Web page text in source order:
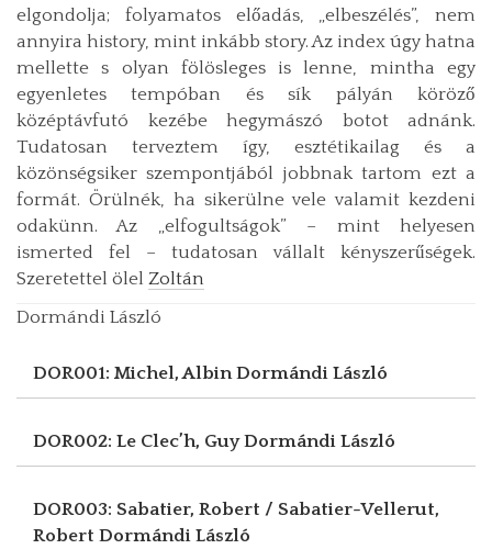
elgondolja; folyamatos előadás, „elbeszélés”, nem
annyira history, mint inkább story. Az index úgy hatna
mellette s olyan fölösleges is lenne, mintha egy
egyenletes tempóban és sík pályán köröző
középtávfutó kezébe hegymászó botot adnánk.
Tudatosan terveztem így, esztétikailag és a
közönségsiker szempontjából jobbnak tartom ezt a
formát. Örülnék, ha sikerülne vele valamit kezdeni
odakünn. Az „elfogultságok” – mint helyesen
ismerted fel – tudatosan vállalt kényszerűségek.
Szeretettel ölel Zoltán
Dormándi László
DOR001: Michel, AlbinDormándi László
DOR002: Le Clec’h, GuyDormándi László
DOR003: Sabatier, Robert / Sabatier-Vellerut,
Robert Dormándi László